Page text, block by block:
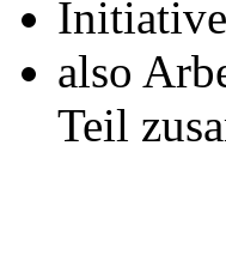
also
Teil